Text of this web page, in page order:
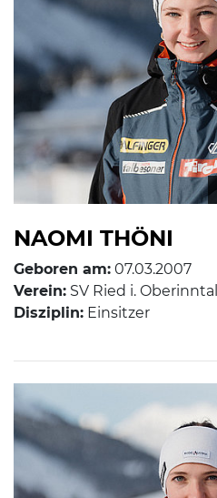
NAOMI THÖNI
Geboren am: 07.03.2007
Verein: SV Ried i. Oberinntal
Disziplin: Einsitzer